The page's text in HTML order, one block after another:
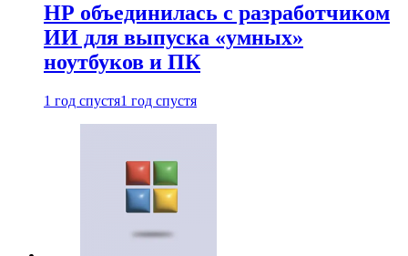
HP объединилась с разработчиком
ИИ для выпуска «умных»
ноутбуков и ПК
1 год спустя1 год спустя